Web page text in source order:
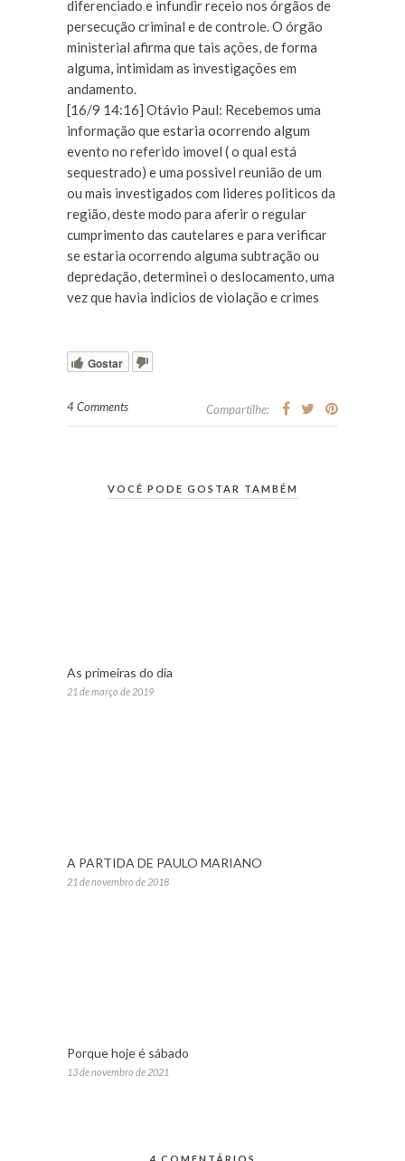
diferenciado e infundir receio nos órgãos de
persecução criminal e de controle. O órgão
ministerial afirma que tais ações, de forma
alguma, intimidam as investigações em
andamento.
[16/9 14:16] Otávio Paul: Recebemos uma
informação que estaria ocorrendo algum
evento no referido imovel ( o qual está
sequestrado) e uma possivel reunião de um
ou mais investigados com lideres politicos da
região, deste modo para aferir o regular
cumprimento das cautelares e para verificar
se estaria ocorrendo alguma subtração ou
depredação, determinei o deslocamento, uma
vez que havia indicios de violação e crimes
Gostar
4 Comments Compartilhe:
VOCÊ PODE GOSTAR TAMBÉM
As primeiras do dia
21 de março de 2019
A PARTIDA DE PAULO MARIANO
21 de novembro de 2018
Porque hoje é sábado
13 de novembro de 2021